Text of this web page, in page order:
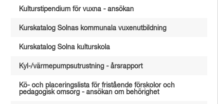
Kulturstipendium för vuxna - ansökan
Kurskatalog Solnas kommunala vuxenutbildning
Kurskatalog Solna kulturskola
Kyl-/värmepumpsutrustning - årsrapport
Kö- och placeringslista för fristående förskolor och
pedagogisk omsorg - ansökan om behörighet